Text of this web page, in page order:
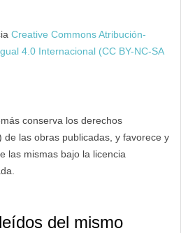
Creative Commons Atribución-
4.0 Internacional (CC BY-NC-SA
conserva los derechos
de las obras publicadas, y favorece y
las mismas bajo la licencia
del mismo